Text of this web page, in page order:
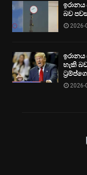
බව
2026-
හැකි
2026-